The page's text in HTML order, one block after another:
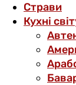
Страви
Кухні